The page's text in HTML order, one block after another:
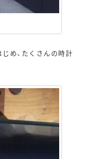
め、たくさんの時計